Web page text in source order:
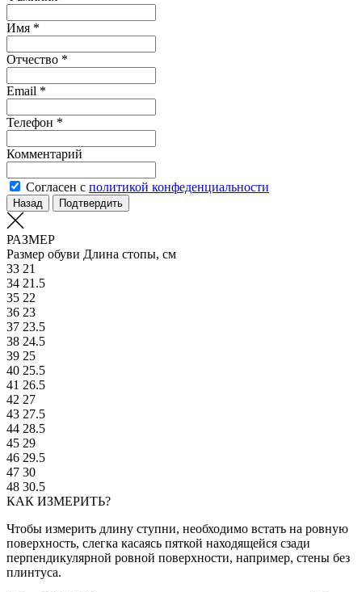
Имя *
Отчество *
Email *
Телефон *
Комментарий
Согласен с политикой конфеденциальности
Назад Подтвердить
РАЗМЕР
Размер обуви Длина стопы, см
33 21
34 21.5
35 22
36 23
37 23.5
38 24.5
39 25
40 25.5
41 26.5
42 27
43 27.5
44 28.5
45 29
46 29.5
47 30
48 30.5
КАК ИЗМЕРИТЬ?
Чтобы измерить длину ступни, необходимо встать на ровную
поверхность, слегка касаясь пяткой находящейся сзади
перпендикулярной ровной поверхности, например, стены без
плинтуса.